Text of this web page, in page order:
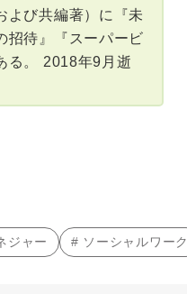
よび共編著）に『未
招待』『スーパービ
る。 2018年9月逝
ジャー # ソーシャルワーク